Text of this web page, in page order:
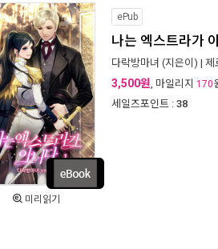
미리읽기
ePub
나는 엑스트라가
다락방마녀 (지은이) | 제
3,500원, 마일리지 170
세일즈포인트 : 38